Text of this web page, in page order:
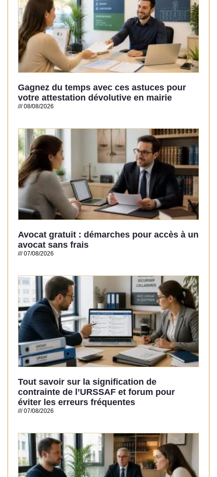
Gagnez du temps avec ces astuces pour
votre attestation dévolutive en mairie
08/08/2026
Avocat gratuit : démarches pour accès à un
avocat sans frais
07/08/2026
Tout savoir sur la signification de
contrainte de l’URSSAF et forum pour
éviter les erreurs fréquentes
07/08/2026